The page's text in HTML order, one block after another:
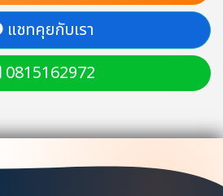
แชทคุยกับเรา
0815162972